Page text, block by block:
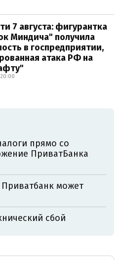
7 августа: фигурантка
Миндича" получила
в госпредприятии,
атака РФ на
20:00
прямо со
ПриватБанка
может
сбой